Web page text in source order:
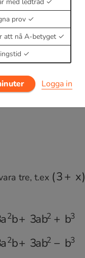
tre, t.ex
+3ab 2+b3
prov
att nå A-betyget
Logga in